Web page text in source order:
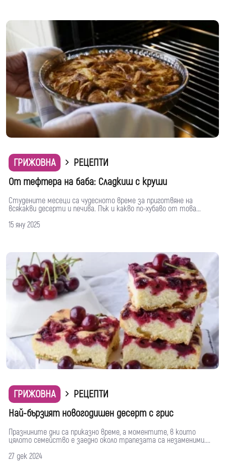
ГРИЖОВНА
РЕЦЕПТИ
От тефтера на баба: Сладкиш с круши
Студените месеци са чудесното време за приготвяне на
всякакви десерти и печива. Пък и какво по-хубаво от това...
15 яну 2025
ГРИЖОВНА
РЕЦЕПТИ
Най-бързият новогодишен десерт с грис
Празнините дни са приказно време, а моментите, в които
цялото семейство е заедно около трапезата са незаменими....
27 дек 2024